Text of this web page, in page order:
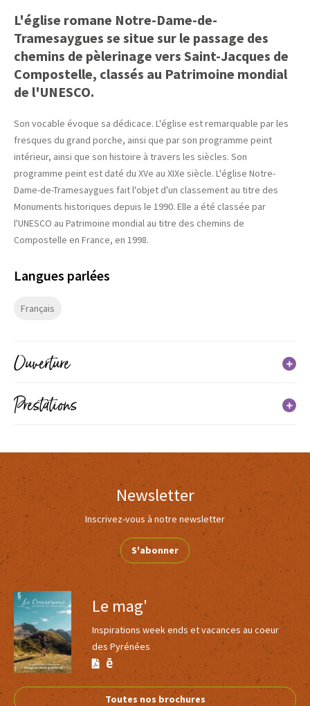
L'église romane Notre-Dame-de-
Tramesaygues se situe sur le passage des
chemins de pèlerinage vers Saint-Jacques de
Compostelle, classés au Patrimoine mondial
de l'UNESCO.
Son vocable évoque sa dédicace. L'église est remarquable par les
fresques du grand porche, ainsi que par son programme peint
intérieur, ainsi que son histoire à travers les siècles. Son
programme peint est daté du XVe au XIXe siècle. L'église Notre-
Dame-de-Tramesaygues fait l'objet d'un classement au titre des
Monuments historiques depuis le 1990. Elle a été classée par
l'UNESCO au Patrimoine mondial au titre des chemins de
Compostelle en France, en 1998.
Langues parlées
Français
Ouverture
Lundi
Non communiqué
Mardi
Non communiqué
Non communiqué
Jeudi
Non communiqué
Vendredi
Prestations
Newsletter
Inscrivez-vous à notre newsletter
S'abonner
Le mag'
Inspirations week ends et vacances au coeur
des Pyrénées
Version
PDF
Version
Calaméo
Toutes nos brochures